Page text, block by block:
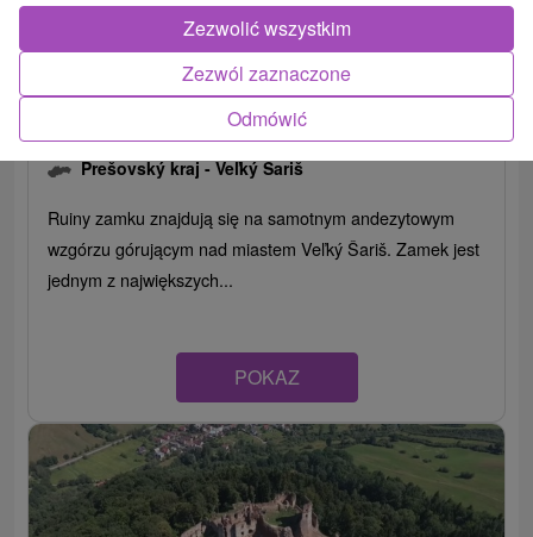
Prešovský kraj -Veľký Šariš
Ruiny zamku znajdują się na samotnym andezytowym
wzgórzu górującym nad miastem Veľký Šariš. Zamek jest
jednym z największych...
POKAZ
Odmówić
Zezwól zaznaczone
Zezwolić wszystkim